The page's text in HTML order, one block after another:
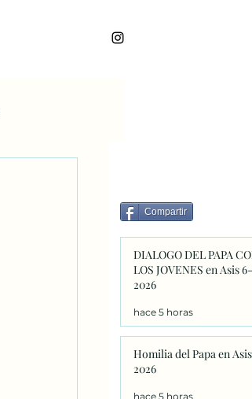
Compartir
DIALOGO DEL PAPA
LOS JOVENES en Asis
2026
hace 5 horas
Homilia del Papa en
2026
hace 5 horas